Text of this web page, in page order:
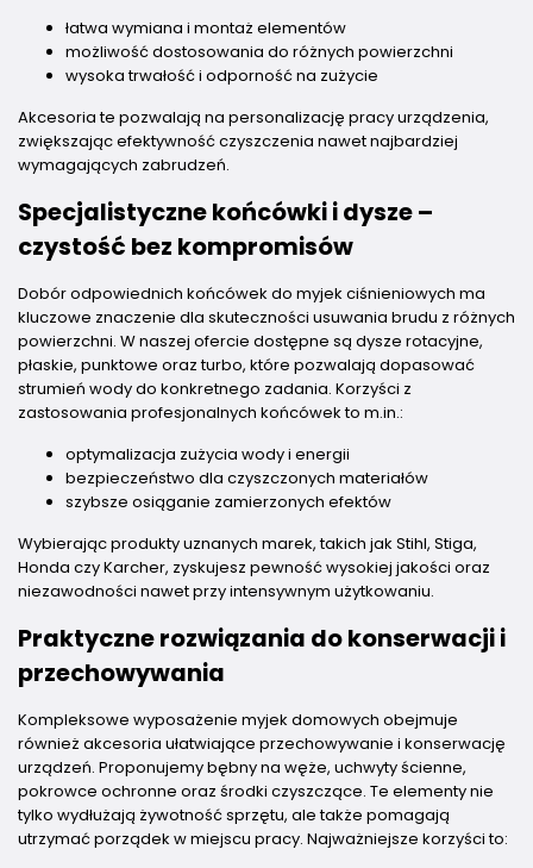
łatwa wymiana i montaż elementów
możliwość dostosowania do różnych powierzchni
wysoka trwałość i odporność na zużycie
Akcesoria te pozwalają na personalizację pracy urządzenia,
zwiększając efektywność czyszczenia nawet najbardziej
wymagających zabrudzeń.
Specjalistyczne końcówki i dysze –
czystość bez kompromisów
Dobór odpowiednich końcówek do myjek ciśnieniowych ma
kluczowe znaczenie dla skuteczności usuwania brudu z różnych
powierzchni. W naszej ofercie dostępne są dysze rotacyjne,
płaskie, punktowe oraz turbo, które pozwalają dopasować
strumień wody do konkretnego zadania. Korzyści z
zastosowania profesjonalnych końcówek to m.in.:
optymalizacja zużycia wody i energii
bezpieczeństwo dla czyszczonych materiałów
szybsze osiąganie zamierzonych efektów
Wybierając produkty uznanych marek, takich jak Stihl, Stiga,
Honda czy Karcher, zyskujesz pewność wysokiej jakości oraz
niezawodności nawet przy intensywnym użytkowaniu.
Praktyczne rozwiązania do konserwacji i
przechowywania
Kompleksowe wyposażenie myjek domowych obejmuje
również akcesoria ułatwiające przechowywanie i konserwację
urządzeń. Proponujemy bębny na węże, uchwyty ścienne,
pokrowce ochronne oraz środki czyszczące. Te elementy nie
tylko wydłużają żywotność sprzętu, ale także pomagają
utrzymać porządek w miejscu pracy. Najważniejsze korzyści to: